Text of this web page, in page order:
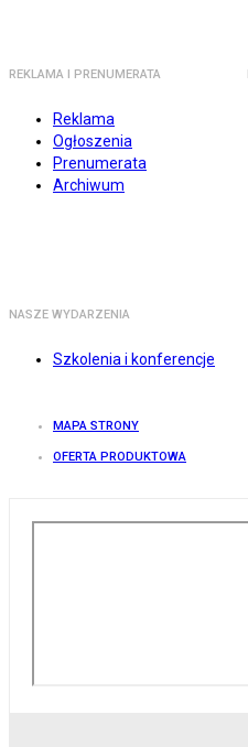
REKLAMA I PRENUMERATA
Reklama
Ogłoszenia
Prenumerata
Archiwum
NASZE WYDARZENIA
Szkolenia i konferencje
MAPA STRONY
OFERTA PRODUKTOWA